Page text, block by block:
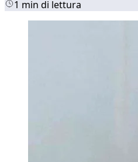
1 min di lettura